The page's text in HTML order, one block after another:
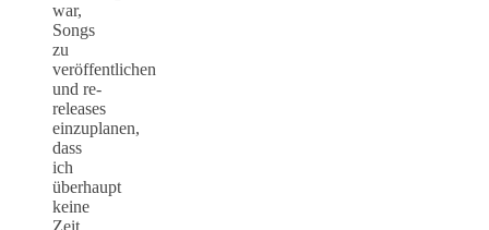
war,
Songs
zu
veröffentlichen
und re-
releases
einzuplanen,
dass
ich
überhaupt
keine